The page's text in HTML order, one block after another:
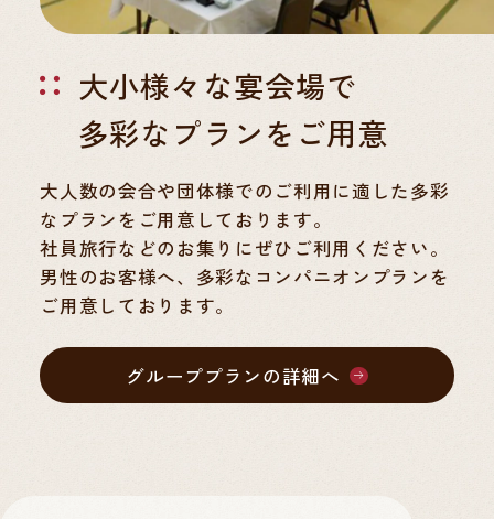
大小様々な宴会場で
多彩なプランをご用意
大人数の会合や団体様でのご利用に適した多彩
なプランをご用意しております。
社員旅行などのお集りにぜひご利用ください。
男性のお客様へ、多彩なコンパニオンプランを
ご用意しております。
グループプランの詳細へ